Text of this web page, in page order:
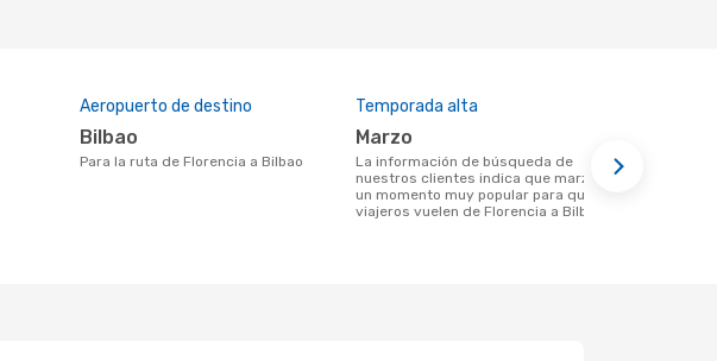
Aeropuerto de destino
Bilbao
Para la ruta de Florencia a Bilbao
Temporada alta
marzo
La información de búsqueda de
nuestros clientes indica que marzo es
un momento muy popular para que los
viajeros vuelen de Florencia a Bilbao